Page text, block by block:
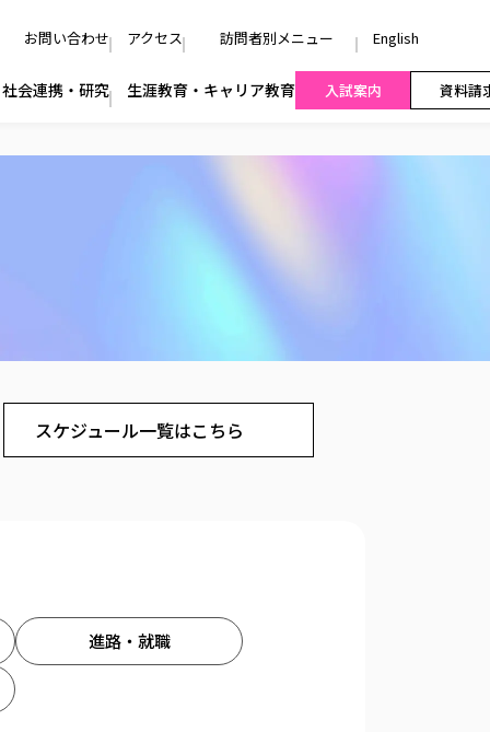
お問い合わせ アクセス 訪問者別メニュー English
社会連携・研究 生涯教育・キャリア教育 入試案内 資料請
進路・就職
スケジュール一覧はこちら